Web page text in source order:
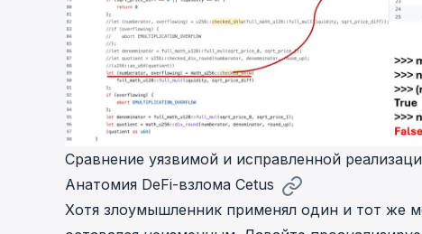
Сравнение уязвимой и исправленной
Анатомия DeFi-взлома Cetus
Хотя злоумышленник применял один и тот же